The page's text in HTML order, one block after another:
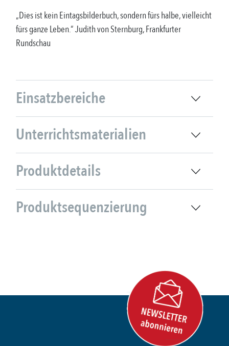
„Dies ist kein Eintagsbilderbuch, sondern fürs halbe, vielleicht
fürs ganze Leben.“ Judith von Sternburg, Frankfurter
Rundschau
Einsatzbereiche
Unterrichtsmaterialien
Produktdetails
Produktsequenzierung